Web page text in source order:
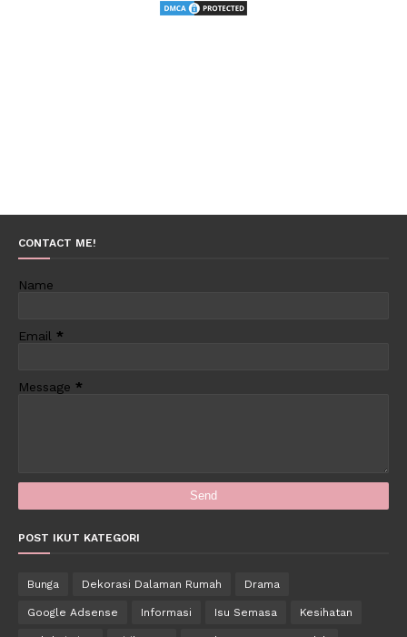
CONTACT ME!
Name
Email *
Message *
POST IKUT KATEGORI
Bunga Dekorasi Dalaman Rumah Drama
Google Adsense Informasi Isu Semasa Kesihatan